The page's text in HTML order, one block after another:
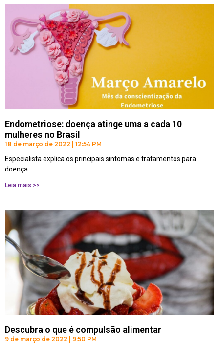
Endometriose: doença atinge uma a cada 10
mulheres no Brasil
18 de março de 2022 12:54 PM
Especialista explica os principais sintomas e tratamentos para
doença
Leia mais >>
Descubra o que é compulsão alimentar
9 de março de 2022 9:50 PM